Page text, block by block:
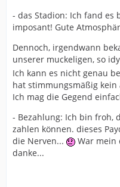
- das Stadion: Ich fand es
imposant! Gute
Dennoch, irgendwann
unserer muckeligen, so
Ich kann es nicht genau
hat stimmungsmäßig
Ich mag die Gegend
- Bezahlung: Ich bin froh,
zahlen können. dieses
die Nerven...
War mein
danke...